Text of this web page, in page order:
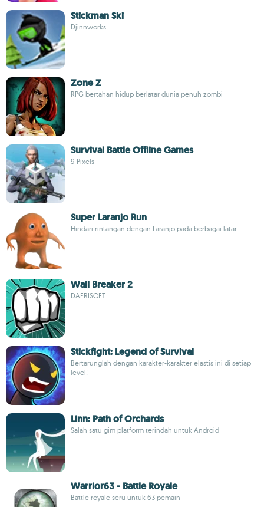
Stickman Ski
Djinnworks
Zone Z
RPG bertahan hidup berlatar dunia penuh zombi
Survival Battle Offline Games
9 Pixels
Super Laranjo Run
Hindari rintangan dengan Laranjo pada berbagai latar
Wall Breaker 2
DAERISOFT
Stickfight: Legend of Survival
Bertarunglah dengan karakter-karakter elastis ini di setiap
level!
Linn: Path of Orchards
Salah satu gim platform terindah untuk Android
Warrior63 - Battle Royale
Battle royale seru untuk 63 pemain